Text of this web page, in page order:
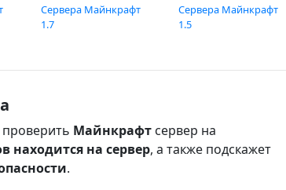
Сервера Майнкрафт
1.7
Сервера Майнкрафт
1.5
Майнкрафт сервер на
находится на сервер, а также подскажет
.